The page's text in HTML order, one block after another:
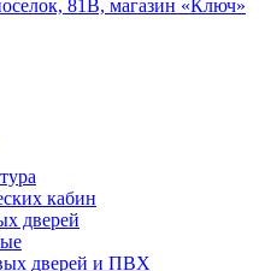
81В, магазин «Ключ»
кабин
дверей
дверей и ПВХ